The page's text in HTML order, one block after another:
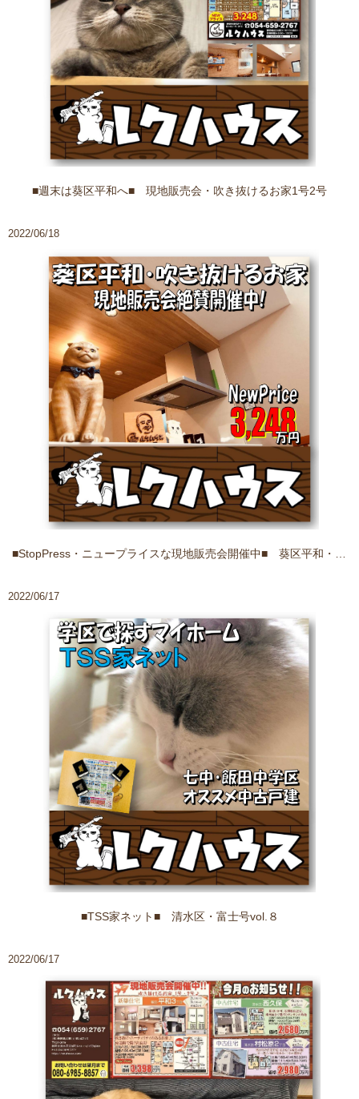
■週末は葵区平和へ■ 現地販売会・吹き抜けるお家1号2号
2022/06/18
2022/06/17
■TSS家ネット■ 清水区・富士号vol.８
2022/06/17